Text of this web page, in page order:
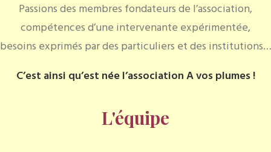
Passions des membres fondateurs de l’association,
compétences d’une intervenante expérimentée,
besoins exprimés par des particuliers et des institutions…
C’est ainsi qu’est née l’association A vos plumes !
L'équipe